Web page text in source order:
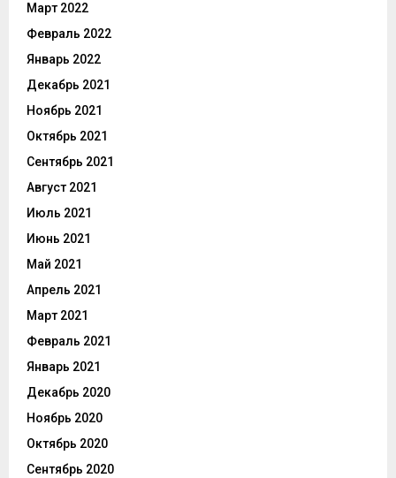
Март 2022
Февраль 2022
Январь 2022
Декабрь 2021
Ноябрь 2021
Октябрь 2021
Сентябрь 2021
Август 2021
Июль 2021
Июнь 2021
Май 2021
Апрель 2021
Март 2021
Февраль 2021
Январь 2021
Декабрь 2020
Ноябрь 2020
Октябрь 2020
Сентябрь 2020